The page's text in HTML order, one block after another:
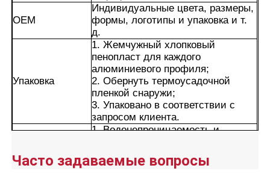
OEM
Индивидуальные цвета, размеры,
формы, логотипы и упаковка и т.
д.
Упаковка
1. Жемчужный хлопковый
пенопласт для каждого
алюминиевого профиля;
2. Обернуть термоусадочной
пленкой снаружи;
3. Упаковано в соответствии с
запросом клиента.
1. Водонепроницаемость и
атмосферным воздействиям и
Часто задаваемые вопросы